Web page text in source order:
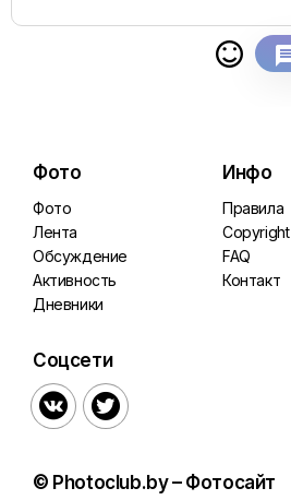

Фото
Фото
Лента
Обсуждение
Активность
Дневники
Инфо
Правила
Copyright
FAQ
Контакт
Соцсети
 
© Photoclub.by – Фотосайт